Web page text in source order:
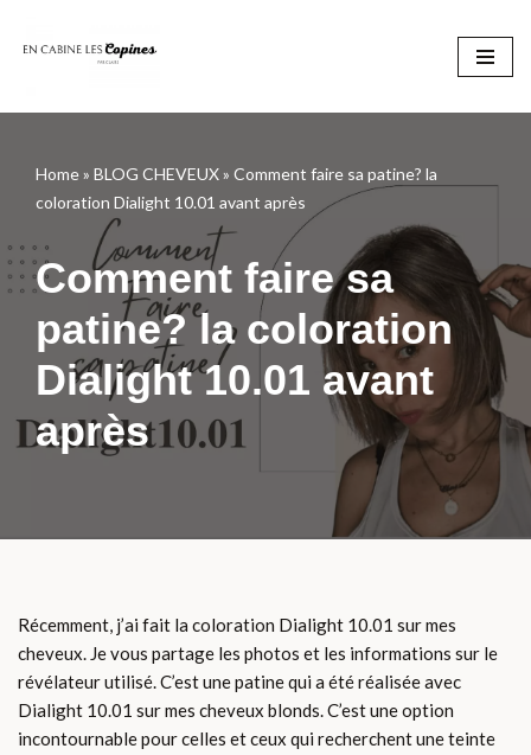
Home» BLOG CHEVEUX» Comment faire sa patine? la
coloration Dialight 10.01 avant après
Comment faire sa
patine? la coloration
Dialight 10.01 avant
après
Récemment, j’ai fait la coloration Dialight 10.01 sur mes
cheveux. Je vous partage les photos et les informations sur le
révélateur utilisé. C’est une patine qui a été réalisée avec
Dialight 10.01 sur mes cheveux blonds. C’est une option
incontournable pour celles et ceux qui recherchent une teinte